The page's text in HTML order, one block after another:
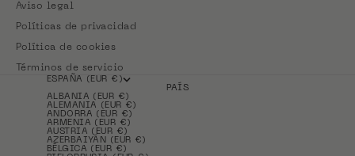
Aviso legal
Políticas de privacidad
Política de cookies
Términos de servicio
ESPAÑA (EUR €)
PAÍS
ALBANIA (EUR €)
ALEMANIA (EUR €)
ANDORRA (EUR €)
ARMENIA (EUR €)
AUSTRIA (EUR €)
AZERBAIYÁN (EUR €)
BÉLGICA (EUR €)